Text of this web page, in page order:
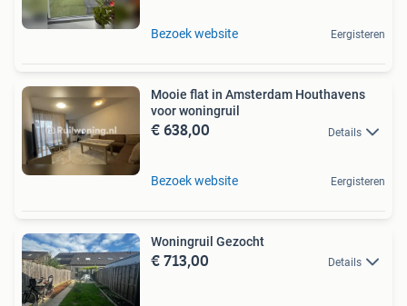
Bezoek website Eergisteren
Mooie flat in Amsterdam Houthavens
voor woningruil
€ 638,00 Details
Bezoek website Eergisteren
Woningruil Gezocht
€ 713,00 Details